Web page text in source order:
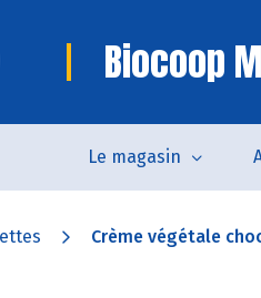
Biocoop
Le magasin
Crème végétale